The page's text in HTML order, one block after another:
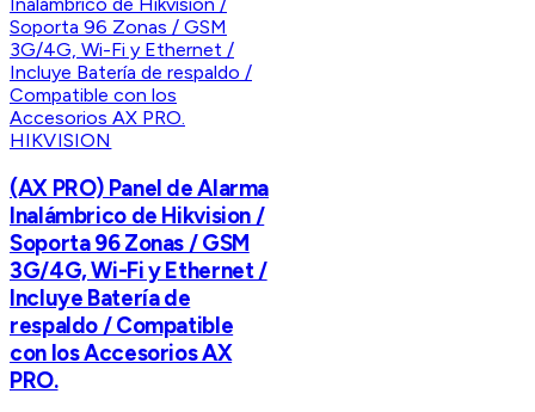
HIKVISION
(AX PRO) Panel de Alarma
Inalámbrico de Hikvision /
Soporta 96 Zonas / GSM
3G/4G, Wi-Fi y Ethernet /
Incluye Batería de
respaldo / Compatible
con los Accesorios AX
PRO.